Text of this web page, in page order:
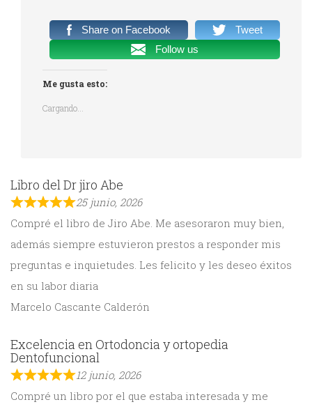
Share on Facebook
Tweet
Follow us
Me gusta esto:
Cargando...
Libro del Dr jiro Abe
25 junio, 2026
Compré el libro de Jiro Abe. Me asesoraron muy bien,
además siempre estuvieron prestos a responder mis
preguntas e inquietudes. Les felicito y les deseo éxitos
en su labor diaria
Marcelo Cascante Calderón
Excelencia en Ortodoncia y ortopedia
Dentofuncional
12 junio, 2026
Compré un libro por el que estaba interesada y me